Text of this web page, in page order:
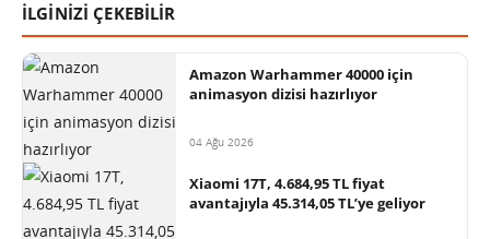
İLGİNİZİ ÇEKEBİLİR
Amazon Warhammer 40000 için
animasyon dizisi hazırlıyor
04 Ağu 2026
Xiaomi 17T, 4.684,95 TL fiyat
avantajıyla 45.314,05 TL’ye geliyor